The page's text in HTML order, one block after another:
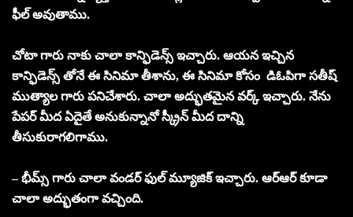
ఫీల్ అవుతాము.
చోటా గారు నాకు చాలా కాన్ఫిడెన్స్ ఇచ్చారు. ఆయన ఇచ్చిన
కాన్ఫిడెన్స్ తోనే ఈ సినిమా తీశాను, ఈ సినిమా కోసం డిఓపిగా సతీష్
ముత్యాల గారు పనిచేశారు. చాలా అద్భుతమైన వర్క్ ఇచ్చారు. నేను
పేపర్ మీద ఏదైతే అనుకున్నానో స్క్రీన్ మీద దాన్ని
తీసుకురాగలిగాము.
– భీమ్స్ గారు చాలా వండర్ ఫుల్ మ్యూజిక్ ఇచ్చారు. ఆర్ఆర్ కూడా
చాలా అద్భుతంగా వచ్చింది.